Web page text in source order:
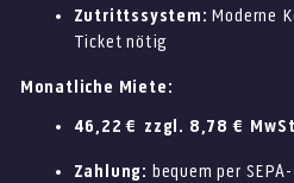
Zutrittssystem: Moderne
Ticket nötig
Monatliche Miete:
46,22 € zzgl. 8,78 €
Zahlung: bequem per